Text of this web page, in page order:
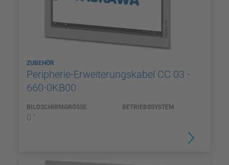
ZUBEHÖR
Peripherie-Erweiterungskabel CC 03 -
660-0KB00
BILDSCHIRMGRÖSSE
0 "
BETRIEBSSYSTEM